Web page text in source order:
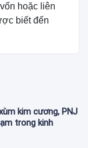
hoặc liên
biết đến
kim cương, PNJ
trong kinh